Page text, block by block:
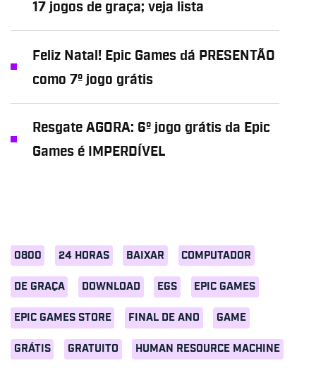
0800 24 HORAS BAIXAR COMPUTADOR
DE GRAÇA DOWNLOAD EGS EPIC GAMES
EPIC GAMES STORE FINAL DE ANO GAME
GRÁTIS GRATUITO HUMAN RESOURCE MACHINE
17 jogos de graça; veja lista
Feliz Natal! Epic Games dá PRESENTÃO
como 7º jogo grátis
Resgate AGORA: 6º jogo grátis da Epic
Games é IMPERDÍVEL